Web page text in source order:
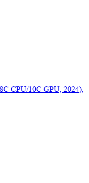
CPU/10C GPU, 2024),